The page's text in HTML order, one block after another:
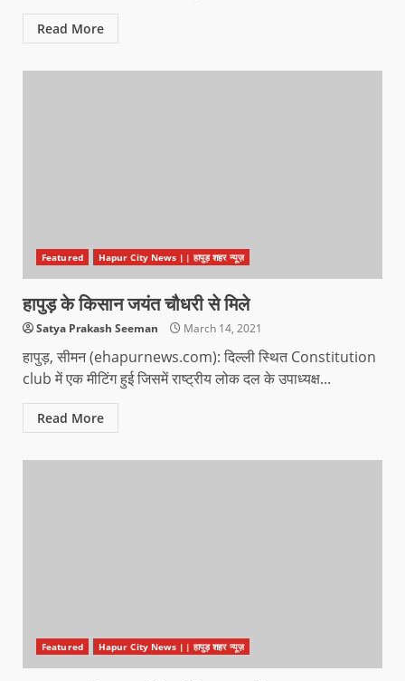
Read More
Featured Hapur City News || हापुड़ शहर न्यूज़
हापुड़ के किसान जयंत चौधरी से मिले
Satya Prakash Seeman March 14, 2021
हापुड़, सीमन (ehapurnews.com): दिल्ली स्थित Constitution
club में एक मीटिंग हुई जिसमें राष्ट्रीय लोक दल के उपाध्यक्ष...
Read More
Featured Hapur City News || हापुड़ शहर न्यूज़